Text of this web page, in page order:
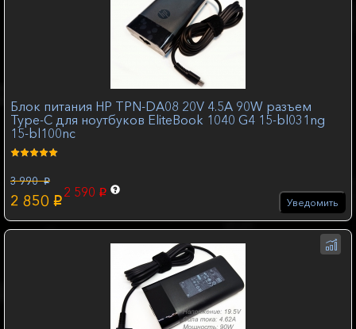
Блок питания HP TPN-DA08 20V 4.5A 90W разъем
Type-C для ноутбуков EliteBook 1040 G4 15-bl031ng
15-bl100nc
3 990 p
2 850 p
2 590 p
Уведомить